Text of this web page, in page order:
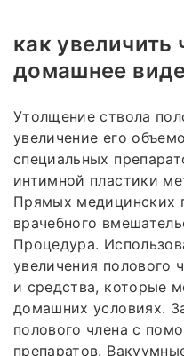
как увеличить
домашнее
Утолщение ствола
увеличение его
специальных
интимной пластики
Прямых медицинских
врачебного
Процедура.
увеличения полового
и средства, которые
домашних условиях.
полового члена с
препаратов.